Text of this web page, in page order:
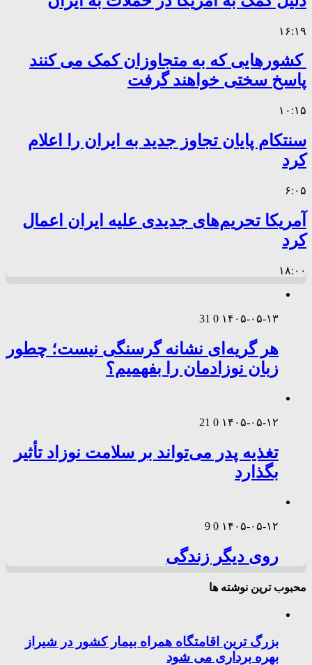
۱۶:۱۹
کشورهایی که به متجاوزان کمک می کنند
پاسخ سختی خواهند گرفت
۱۰:۱۵
سنتکام پایان تجاوز جدید به ایران را اعلام
کرد
۶:۰۵
آمریکا تحریم‌های جدیدی علیه ایران اعمال
کرد
۱۸:۰۰
۱۴۰۵-۰۵-۱۳ 0
31
هر گریه‌ای نشانه گرسنگی نیست؛ چطور
زبان نوزادمان را بفهمیم؟
۱۴۰۵-۰۵-۱۲ 0
21
تغذیه پدر می‌تواند بر سلامت نوزاد تأثیر
بگذارد
۱۴۰۵-۰۵-۱۲ 0
9
روی دیگر زندگی
محبوب ترین نوشته ها
بزرگ ترین اقامتگاه همراه بیمار کشور در شیراز
بهره برداری می شود